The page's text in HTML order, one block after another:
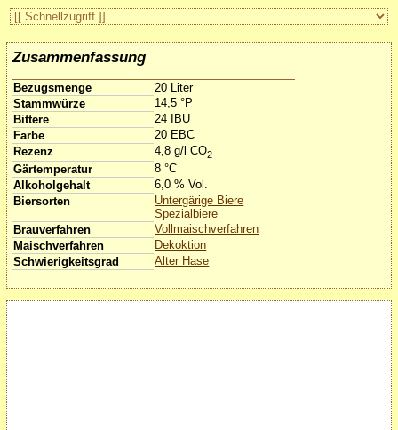
Zusammenfassung
Bezugsmenge
20 Liter
Stammwürze
14,5 °P
Bittere
24 IBU
Farbe
20 EBC
Rezenz
4,8 g/l CO2
Gärtemperatur
8 °C
Alkoholgehalt
6,0 % Vol.
Biersorten
Untergärige Biere
Spezialbiere
Brauverfahren
Vollmaischverfahren
Maischverfahren
Dekoktion
Schwierigkeitsgrad
Alter Hase